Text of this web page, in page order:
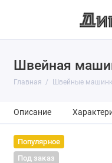
Швейная
Главная Швейные
Описание
Популярное
Под заказ